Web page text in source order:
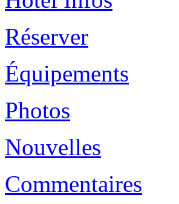
Réserver
Équipements
Photos
Nouvelles
Commentaires